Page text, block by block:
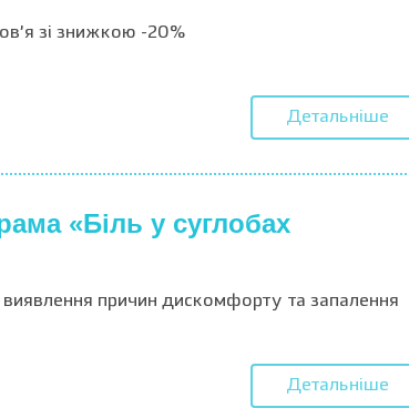
зі знижкою -20%
Детальніше
«Біль у суглобах
причин дискомфорту та запалення
Детальніше